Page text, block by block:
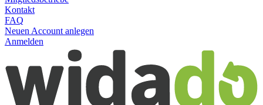
Kontakt
FAQ
Neuen Account anlegen
Anmelden